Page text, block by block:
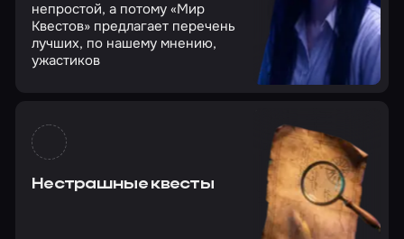
непростой, а потому «Мир
Квестов» предлагает перечень
лучших, по нашему мнению,
ужастиков
Нестрашные квесты